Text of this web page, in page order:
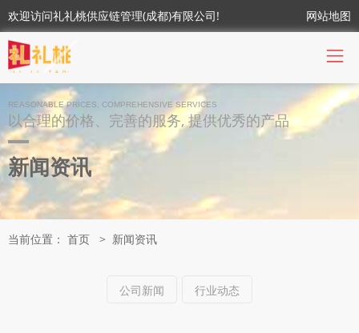
欢迎访问礼礼桃供应链管理(成都)有限公司! 网站地图
REASONABLE PRICES, COMPREHENSIVE SERVICES
以合理的价格、完善的服务, 提供优秀的产品
新闻资讯
当前位置： 首页 > 新闻资讯
公司新闻 行业动态